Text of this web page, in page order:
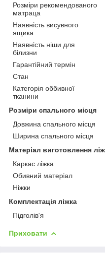
Розміри рекомендованого
матраца
Наявність висувного
ящика
Наявність ніши для
білизни
Гарантійний термін
Стан
Категорія оббивної
тканини
Розміри спального місця
Довжина спального місця
Ширина спального місця
Матеріал виготовлення
Каркас ліжка
Обивний матеріал
Ніжки
Комплектація ліжка
Підголів'я
Приховати